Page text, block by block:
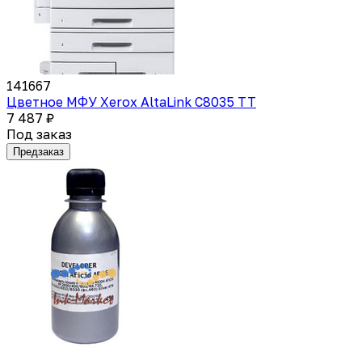
141667
Цветное МФУ Xerox AltaLink C8035 TT
7 487 ₽
Под заказ
Предзаказ